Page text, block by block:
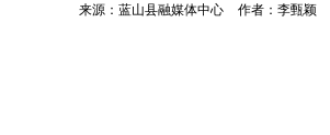
来源：蓝山县融媒体中心 作者：李甄颖